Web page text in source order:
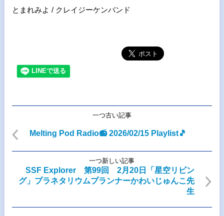
とまれみよ / クレイジーケンバンド
一つ古い記事
Melting Pod Radio📻 2026/02/15 Playlist🎵
一つ新しい記事
SSF Explorer 第99回 2月20日「星空リビン
グ」プラネタリウムプランナーかわいじゅんこ先
生